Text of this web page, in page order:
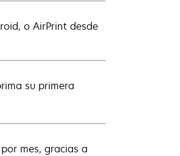
o AirPrint desde
su primera
mes, gracias a